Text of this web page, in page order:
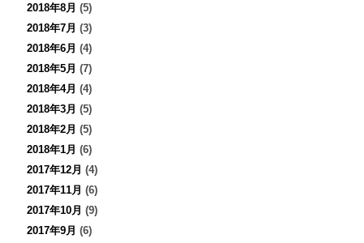
2018年8月 (5)
2018年7月 (3)
2018年6月 (4)
2018年5月 (7)
2018年4月 (4)
2018年3月 (5)
2018年2月 (5)
2018年1月 (6)
2017年12月 (4)
2017年11月 (6)
2017年10月 (9)
2017年9月 (6)